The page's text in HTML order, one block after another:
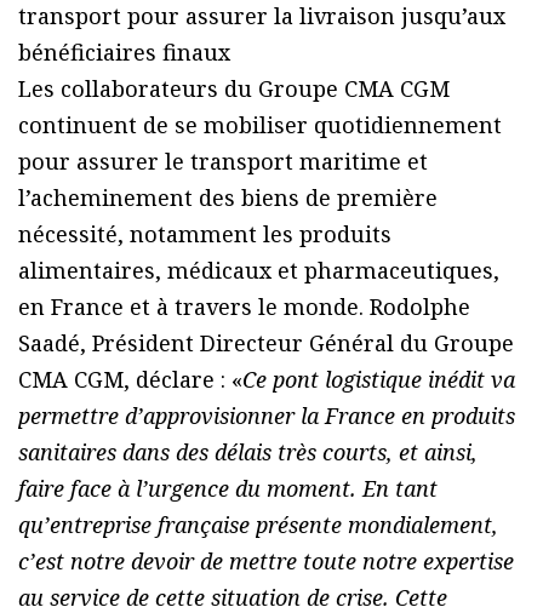
transport pour assurer la livraison jusqu’aux
bénéficiaires finaux
Les collaborateurs du Groupe CMA CGM
continuent de se mobiliser quotidiennement
pour assurer le transport maritime et
l’acheminement des biens de première
nécessité, notamment les produits
alimentaires, médicaux et pharmaceutiques,
en France et à travers le monde. Rodolphe
Saadé, Président Directeur Général du Groupe
CMA CGM, déclare : «Ce pont logistique inédit va
permettre d’approvisionner la France en produits
sanitaires dans des délais très courts, et ainsi,
faire face à l’urgence du moment. En tant
qu’entreprise française présente mondialement,
c’est notre devoir de mettre toute notre expertise
au service de cette situation de crise. Cette